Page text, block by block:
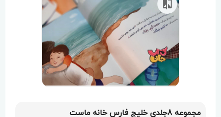
مجموعه 8جلدی خلیج فارس خانه ماست